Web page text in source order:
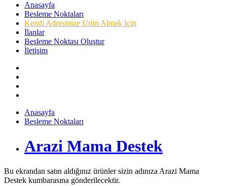
Anasayfa
Besleme Noktaları
Kendi Adresinize Ürün Almak İçin
İlanlar
Besleme Noktası Oluştur
İletişim
Anasayfa
Besleme Noktaları
Arazi Mama Destek
Bu ekrandan satın aldığınız ürünler sizin adınıza Arazi Mama
Destek kumbarasına gönderilecektir.